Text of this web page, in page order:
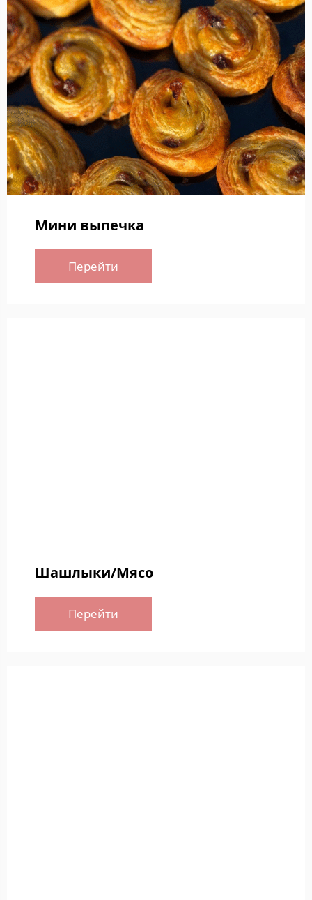
Мини выпечка
Перейти
Шашлыки/Мясо
Перейти